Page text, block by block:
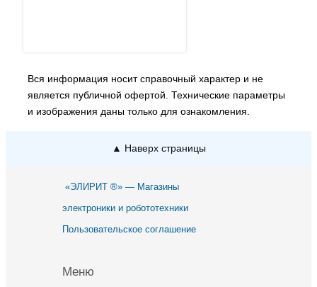
Вся информация носит справочный характер и не
является публичной офертой. Технические параметры
и изображения даны только для ознакомления.
▲ Наверх страницы
«ЭЛИРИТ ®» — Магазины
электроники и робототехники
Пользовательское соглашение
Меню